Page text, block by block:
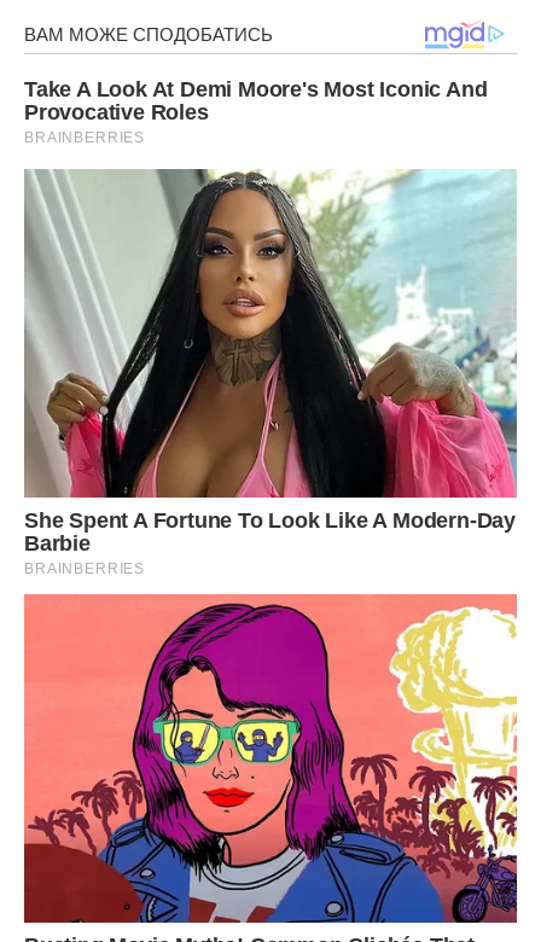
на всі часи у таких дам. Тоді так просто не відбулися б ми
від неї.
Фото ілюстративне, з вільних джерел.
Сподобалася стаття? Поділіться з друзями на Facebook.